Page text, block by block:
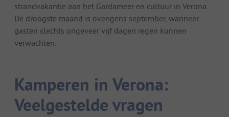
strandvakantie aan het Gardameer en cultuur in Verona.
De droogste maand is overigens september, wanneer
gasten slechts ongeveer vijf dagen regen kunnen
verwachten.
Kamperen in Verona:
Veelgestelde vragen